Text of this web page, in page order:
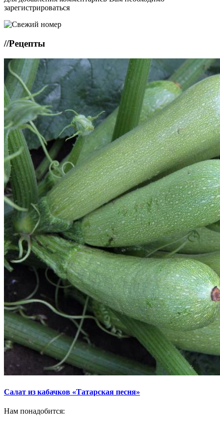
зарегистрироваться
//Рецепты
Салат из кабачков «Татарская песня»
Нам понадобится: